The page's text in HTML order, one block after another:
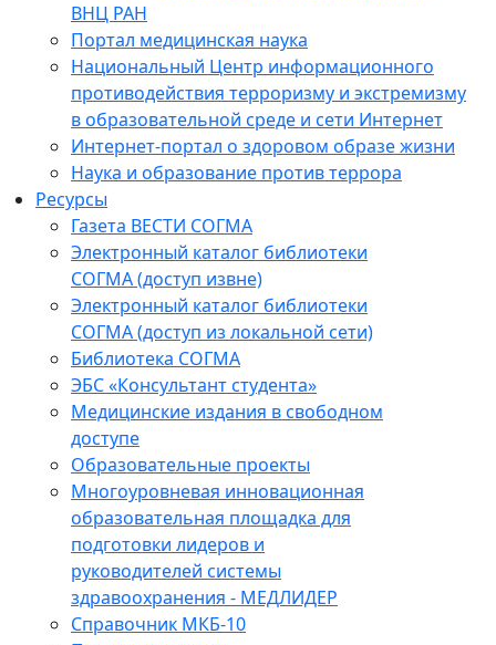
ВНЦ РАН
Портал медицинская наука
Национальный Центр информационного
противодействия терроризму и экстремизму
в образовательной среде и сети Интернет
Интернет-портал о здоровом образе жизни
Наука и образование против террора
Ресурсы
Газета ВЕСТИ СОГМА
Электронный каталог библиотеки
СОГМА (доступ извне)
Электронный каталог библиотеки
СОГМА (доступ из локальной сети)
Библиотека СОГМА
ЭБС «Консультант студента»
Медицинские издания в свободном
доступе
Образовательные проекты
Многоуровневая инновационная
образовательная площадка для
подготовки лидеров и
руководителей системы
здравоохранения - МЕДЛИДЕР
Справочник МКБ-10